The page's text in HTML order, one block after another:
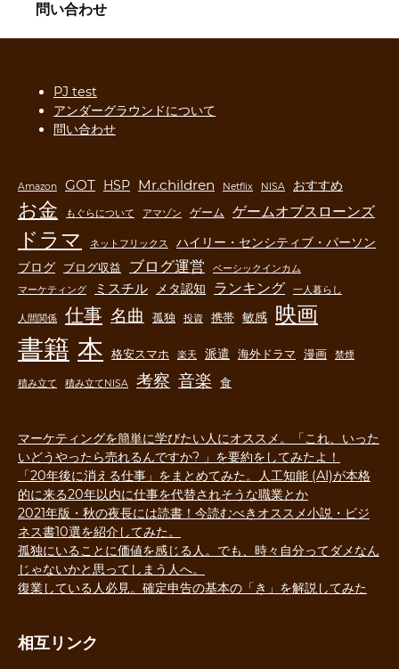
問い合わせ
PJ test
アンダーグラウンドについて
問い合わせ
Amazon GOT HSP Mr.children Netflix NISA おすすめ
お金 もぐらについて アマゾン ゲーム ゲームオブスローンズ
ドラマ ネットフリックス
ハイリー・センシティブ・パーソン
ブログ
ブログ収益 ブログ運営
ベーシックインカム
マーケティング
ミスチル メタ認知 ランキング 一人暮らし
人間関係 仕事 名曲 孤独 投資 携帯 敏感 映画
書籍 本 格安スマホ 楽天 派遣 海外ドラマ 漫画 禁煙
積み立て 積み立てNISA 考察 音楽 食
マーケティングを簡単に学びたい人にオススメ。「これ、いった
いどうやったら売れるんですか? 」を要約をしてみたよ！
「20年後に消える仕事」をまとめてみた。人工知能 (AI)が本格
的に来る20年以内に仕事を代替されそうな職業とか
2021年版・秋の夜長には読書！今読むべきオススメ小説・ビジ
ネス書10選を紹介してみた。
孤独にいることに価値を感じる人。でも、時々自分ってダメなん
じゃないかと思ってしまう人へ。
復業している人必見。確定申告の基本の「き」を解説してみた
相互リンク